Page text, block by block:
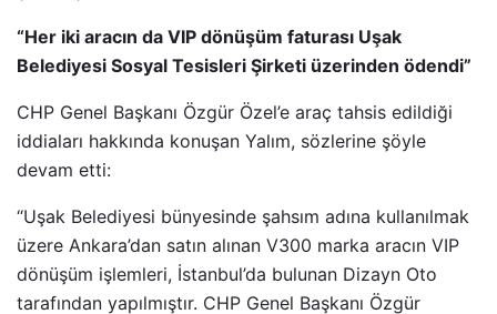
“Her iki aracın da VIP dönüşüm faturası Uşak
Belediyesi Sosyal Tesisleri Şirketi üzerinden ödendi”
CHP Genel Başkanı Özgür Özel’e araç tahsis edildiği
iddiaları hakkında konuşan Yalım, sözlerine şöyle
devam etti:
“Uşak Belediyesi bünyesinde şahsım adına kullanılmak
üzere Ankara’dan satın alınan V300 marka aracın VIP
dönüşüm işlemleri, İstanbul’da bulunan Dizayn Oto
tarafından yapılmıştır. CHP Genel Başkanı Özgür